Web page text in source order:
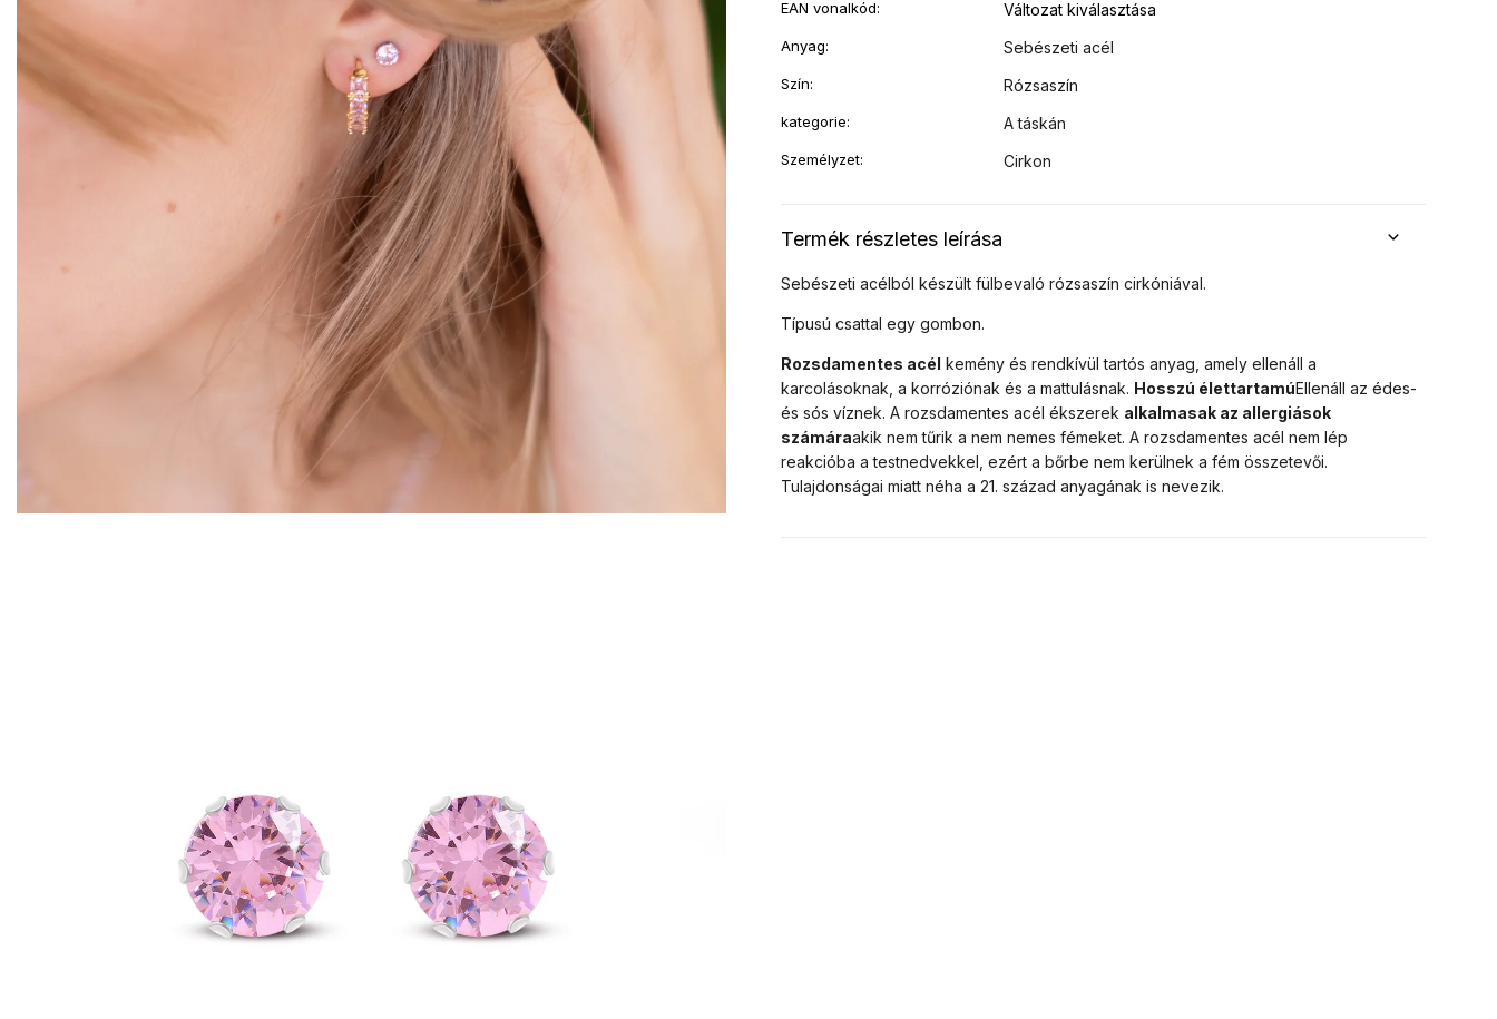
Termék részletes leírása
Sebészeti acélból készült fülbevaló rózsaszín cirkóniával.
Típusú csattal egy gombon.
Rozsdamentes acél kemény és rendkívül tartós anyag, amely ellenáll a
karcolásoknak, a korróziónak és a mattulásnak. Hosszú élettartamúEllenáll az édes-
és sós víznek. A rozsdamentes acél ékszerek alkalmasak az allergiások
számáraakik nem tűrik a nem nemes fémeket. A rozsdamentes acél nem lép
reakcióba a testnedvekkel, ezért a bőrbe nem kerülnek a fém összetevői.
Tulajdonságai miatt néha a 21. század anyagának is nevezik.
EAN vonalkód: Változat kiválasztása
Anyag: Sebészeti acél
Szín: Rózsaszín
kategorie: A táskán
Személyzet: Cirkon